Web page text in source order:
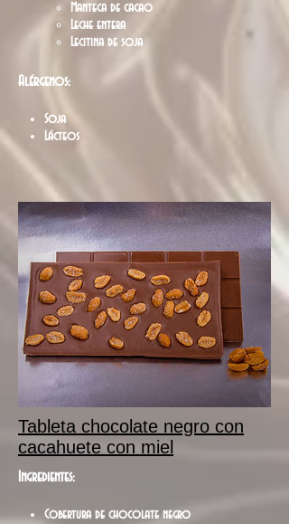
Manteca de cacao
Leche entera
Lecitina de soja
Alérgenos:
Soja
Lácteos
Tableta chocolate negro con
cacahuete con miel
Ingredientes:
Cobertura de chocolate negro